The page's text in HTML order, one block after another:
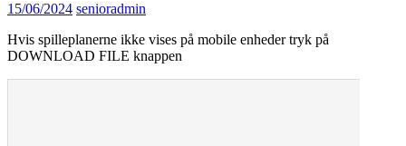
15/06/2024 senioradmin
Hvis spilleplanerne ikke vises på mobile enheder tryk på
DOWNLOAD FILE knappen